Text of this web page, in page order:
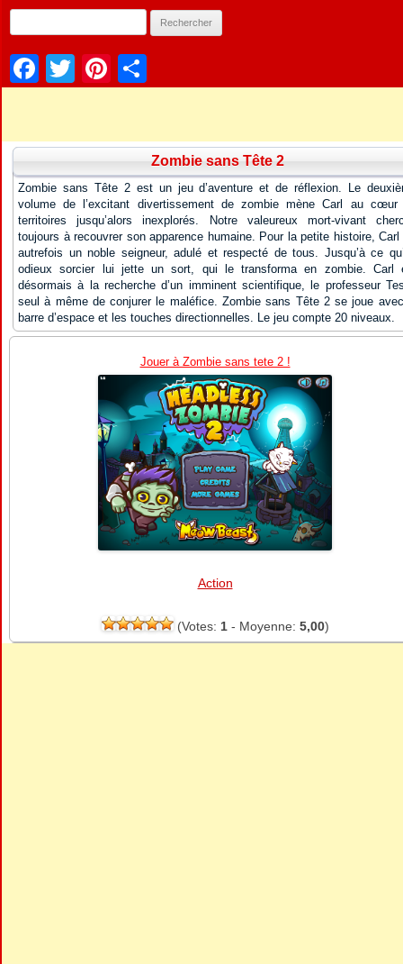
Facebook
TwitterPinterest
Zombie sans Tête 2
Zombie sans Tête 2 est un jeu d’aventure et de réflexion. Le
volume de l’excitant divertissement de zombie mène Carl au cœur
territoires jusqu’alors inexplorés. Notre valeureux mort-vivant
toujours à recouvrer son apparence humaine. Pour la petite histoire,
autrefois un noble seigneur, adulé et respecté de tous. Jusqu’à ce
odieux sorcier lui jette un sort, qui le transforma en zombie. Carl
désormais à la recherche d’un imminent scientifique, le professeur
seul à même de conjurer le maléfice. Zombie sans Tête 2 se joue
barre d’espace et les touches directionnelles. Le jeu compte 20 niveaux.
Jouer à Zombie sans tete 2 !
Action
(Votes: 1- Moyenne: 5,00)